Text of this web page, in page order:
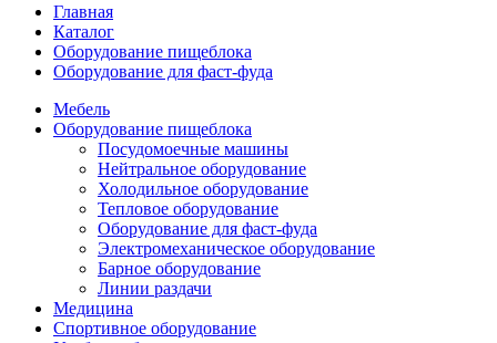
Главная
Каталог
Оборудование пищеблока
Оборудование для фаст-фуда
Мебель
Оборудование пищеблока
Посудомоечные машины
Нейтральное оборудование
Холодильное оборудование
Тепловое оборудование
Оборудование для фаст-фуда
Электромеханическое оборудование
Барное оборудование
Линии раздачи
Медицина
Спортивное оборудование